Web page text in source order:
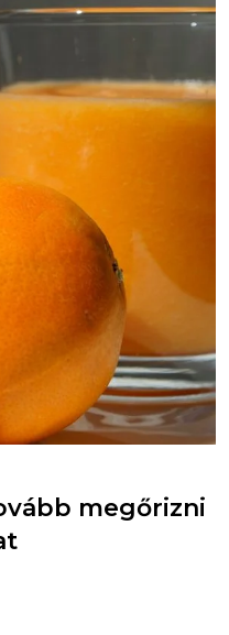
megőrizni